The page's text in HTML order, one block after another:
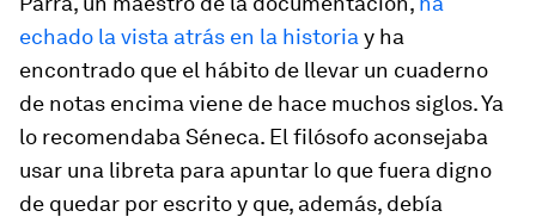
echado la vista atrás en la historia y ha
encontrado que el hábito de llevar un cuaderno
de notas encima viene de hace muchos siglos. Ya
lo recomendaba Séneca. El filósofo aconsejaba
usar una libreta para apuntar lo que fuera digno
de quedar por escrito y que, además, debía